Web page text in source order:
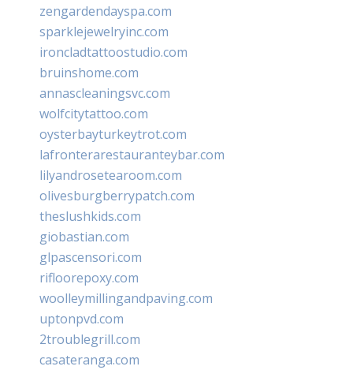
zengardendayspa.com
sparklejewelryinc.com
ironcladtattoostudio.com
bruinshome.com
annascleaningsvc.com
wolfcitytattoo.com
oysterbayturkeytrot.com
lafronterarestauranteybar.com
lilyandrosetearoom.com
olivesburgberrypatch.com
theslushkids.com
giobastian.com
glpascensori.com
rifloorepoxy.com
woolleymillingandpaving.com
uptonpvd.com
2troublegrill.com
casateranga.com